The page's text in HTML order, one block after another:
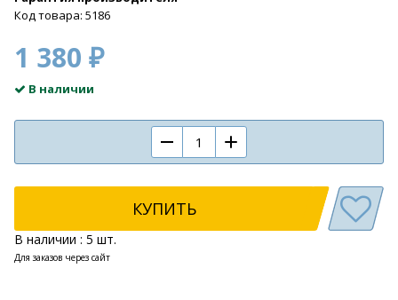
Код товара: 5186
1 380 ₽
В наличии
КУПИТЬ
В наличии : 5 шт.
Для заказов через сайт